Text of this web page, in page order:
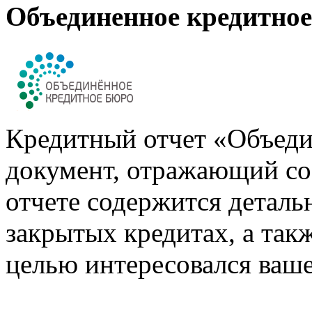
Объединенное
Кредитный отчет
документ, отражающий
отчете содержится
закрытых кредитах, а
целью интересовался